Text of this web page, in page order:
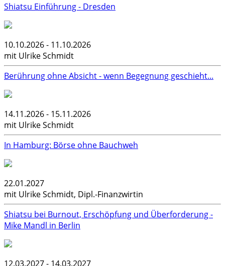
Shiatsu Einführung - Dresden
10.10.2026 - 11.10.2026
mit Ulrike Schmidt
Berührung ohne Absicht - wenn Begegnung geschieht...
14.11.2026 - 15.11.2026
mit Ulrike Schmidt
In Hamburg: Börse ohne Bauchweh
22.01.2027
mit Ulrike Schmidt, Dipl.-Finanzwirtin
Shiatsu bei Burnout, Erschöpfung und Überforderung -
Mike Mandl in Berlin
12.03.2027 - 14.03.2027